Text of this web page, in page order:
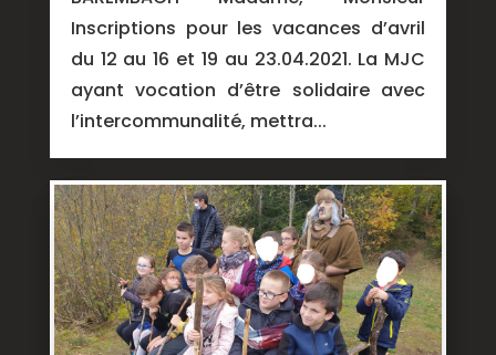
Inscriptions pour les vacances d’avril
du 12 au 16 et 19 au 23.04.2021. La MJC
ayant vocation d’être solidaire avec
l’intercommunalité, mettra...